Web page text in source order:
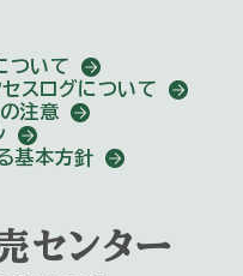
ついて
スログについて
注意
基本方針
センター